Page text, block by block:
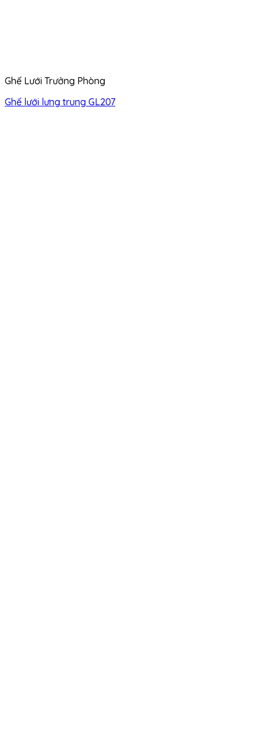
Ghế Lưới Trưởng Phòng
Ghế lưới lưng trung GL207